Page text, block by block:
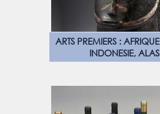
ARTS PREMIERS :
INDONESIE,